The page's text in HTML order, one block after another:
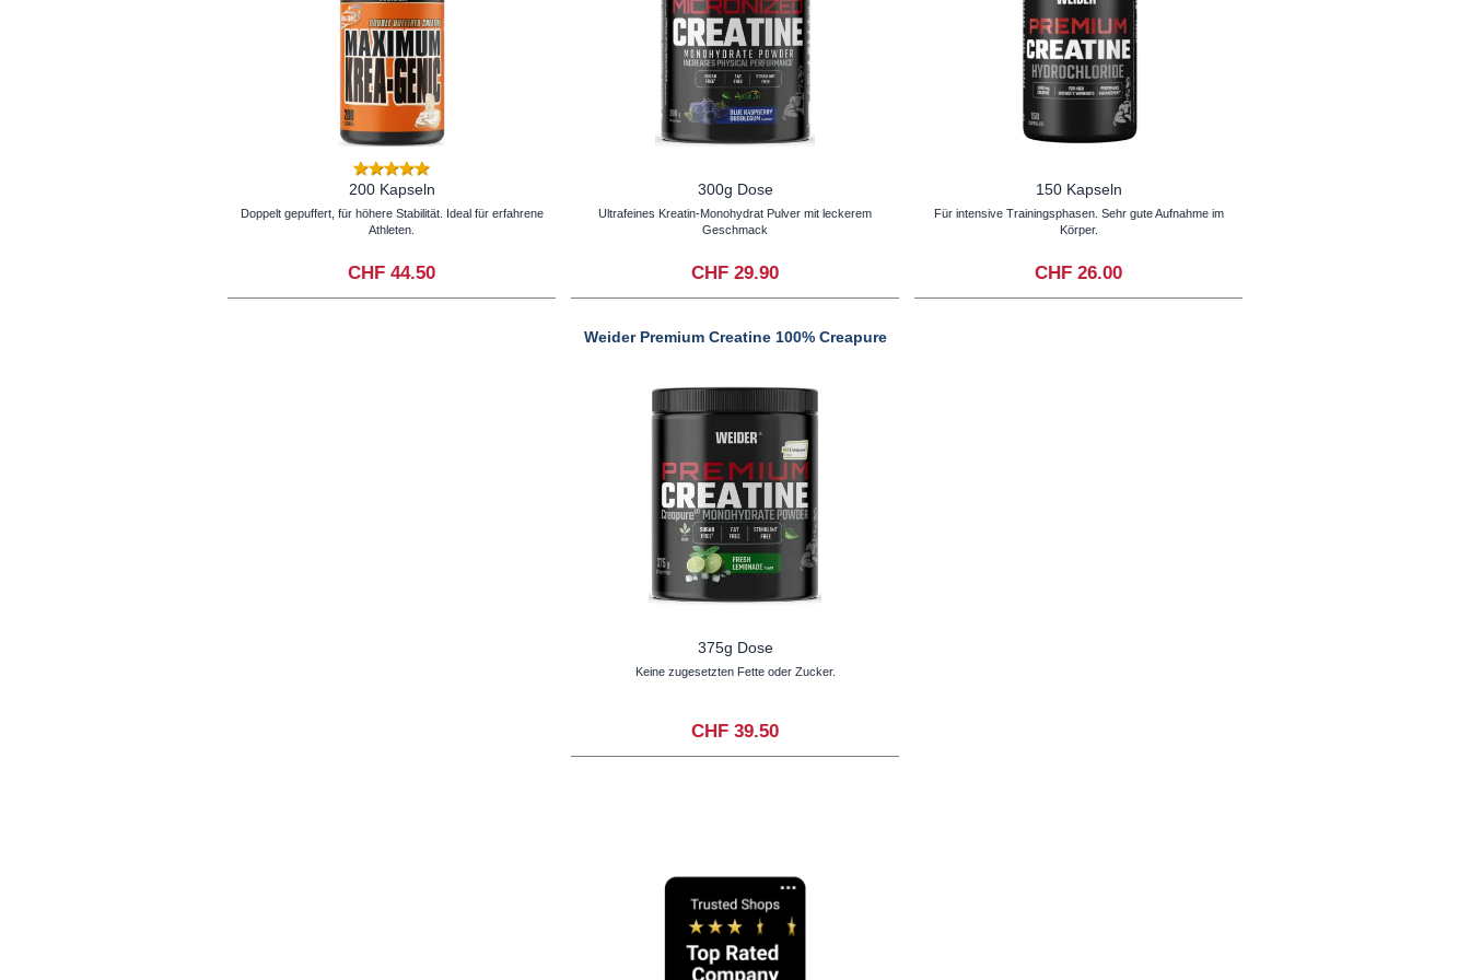
200 Kapseln
Doppelt gepuffert, für höhere Stabilität. Ideal für erfahrene
Athleten.
CHF 44.50
300g Dose
Ultrafeines Kreatin-Monohydrat Pulver mit leckerem
Geschmack
CHF 29.90
150 Kapseln
Für intensive Trainingsphasen. Sehr gute Aufnahme im
Körper.
CHF 26.00
Weider Premium Creatine 100% Creapure
375g Dose
Keine zugesetzten Fette oder Zucker.
CHF 39.50